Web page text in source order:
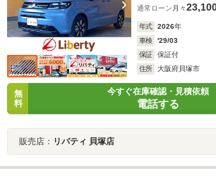
通常ローン 月々
年式 2026年
車検
'29/03
保証
保証付
住所
大阪府貝塚市
無
料
今すぐ在庫確認・見積依頼
電話する
販売店： リバティ 貝塚店